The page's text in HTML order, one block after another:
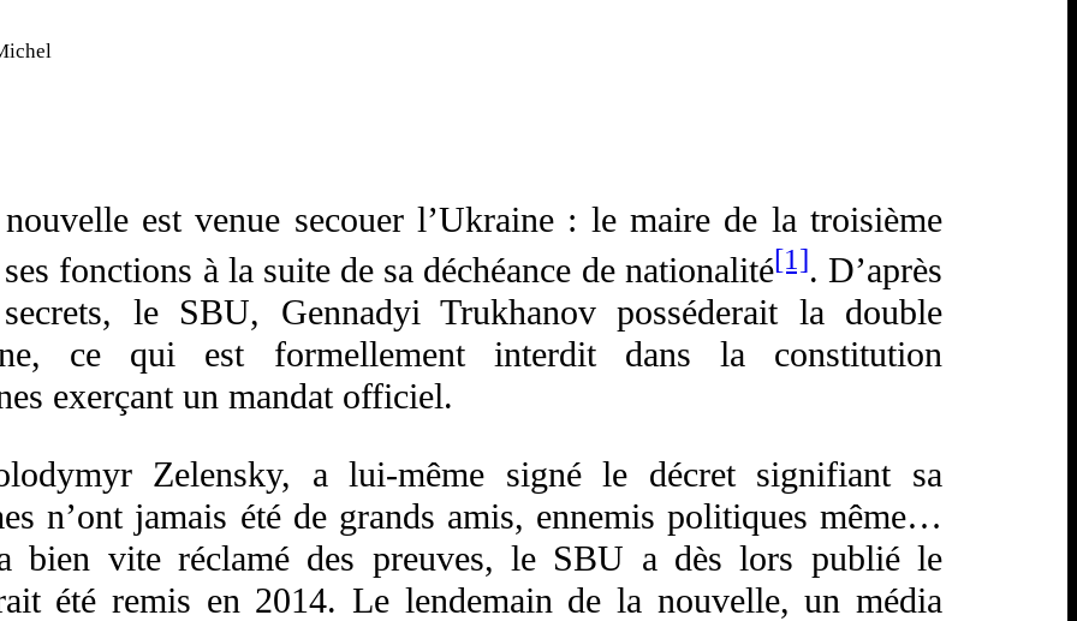
est venue secouer l’Ukraine : le maire de la troisième
fonctions à la suite de sa déchéance de nationalité[1]. D’après
le SBU, Gennadyi Trukhanov posséderait la double
ce qui est formellement interdit dans la constitution
exerçant un mandat officiel.
Zelensky, a lui-même signé le décret signifiant sa
n’ont jamais été de grands amis, ennemis politiques même…
bien vite réclamé des preuves, le SBU a dès lors publié le
été remis en 2014. Le lendemain de la nouvelle, un média